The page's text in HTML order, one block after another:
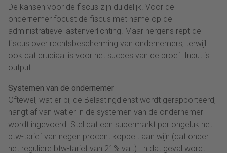
De kansen voor de fiscus zijn duidelijk. Voor de
ondernemer focust de fiscus met name op de
administratieve lastenverlichting. Maar nergens rept de
fiscus over rechtsbescherming van ondernemers, terwijl
ook dat cruciaal is voor het succes van de proef. Input is
output.
Systemen van de ondernemer
Oftewel, wat er bij de Belastingdienst wordt gerapporteerd,
hangt af van wat er in de systemen van de ondernemer
wordt ingevoerd. Stel dat een supermarkt per ongeluk het
btw-tarief van negen procent koppelt aan wijn (dat onder
het reguliere btw-tarief van 21% valt). In dat geval wordt